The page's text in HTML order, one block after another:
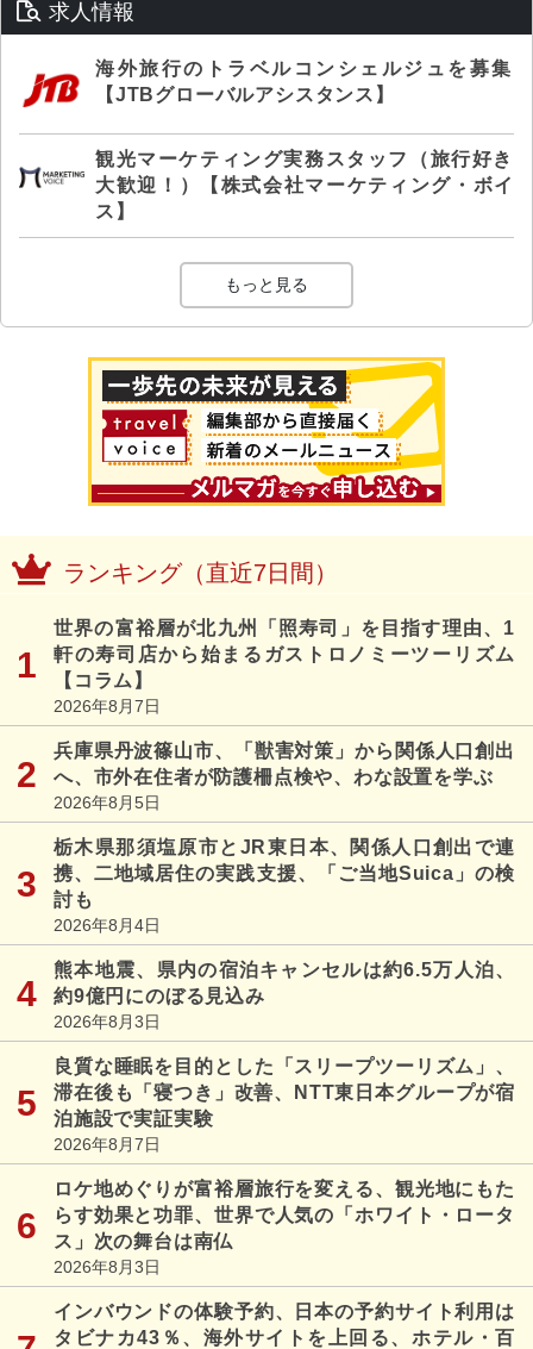
求人情報
海外旅行のトラベルコンシェルジュを募集
【JTBグローバルアシスタンス】
観光マーケティング実務スタッフ（旅行好き
大歓迎！）【株式会社マーケティング・ボイ
ス】
もっと見る
ランキング（直近7日間）
世界の富裕層が北九州「照寿司」を目指す理由、1
軒の寿司店から始まるガストロノミーツーリズム
【コラム】
2026年8月7日
兵庫県丹波篠山市、「獣害対策」から関係人口創出
へ、市外在住者が防護柵点検や、わな設置を学ぶ
2026年8月5日
栃木県那須塩原市とJR東日本、関係人口創出で連
携、二地域居住の実践支援、「ご当地Suica」の検
討も
2026年8月4日
熊本地震、県内の宿泊キャンセルは約6.5万人泊、
約9億円にのぼる見込み
2026年8月3日
良質な睡眠を目的とした「スリープツーリズム」、
滞在後も「寝つき」改善、NTT東日本グループが宿
泊施設で実証実験
2026年8月7日
ロケ地めぐりが富裕層旅行を変える、観光地にもた
らす効果と功罪、世界で人気の「ホワイト・ロータ
ス」次の舞台は南仏
2026年8月3日
インバウンドの体験予約、日本の予約サイト利用は
タビナカ43％、海外サイトを上回る、ホテル・百